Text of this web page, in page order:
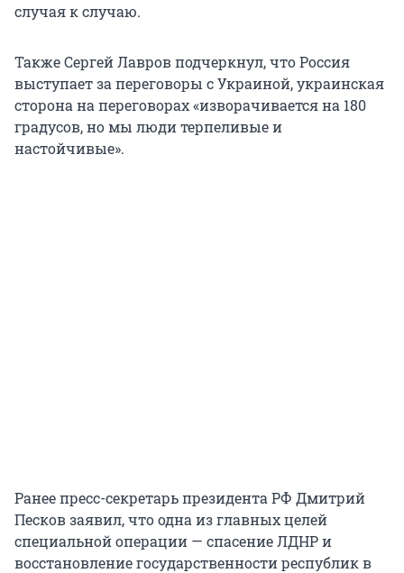
случая к случаю.
Также Сергей Лавров подчеркнул, что Россия
выступает за переговоры с Украиной, украинская
сторона на переговорах «изворачивается на 180
градусов, но мы люди терпеливые и
настойчивые».
Ранее пресс-секретарь президента РФ Дмитрий
Песков заявил, что одна из главных целей
специальной операции — спасение ЛДНР и
восстановление государственности республик в